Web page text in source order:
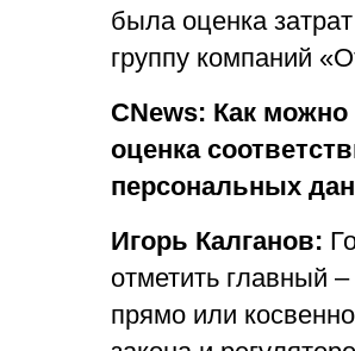
была оценка
группу компаний
CNews: Как можно
оценка
персональных
Игорь Калганов:
отметить главный
прямо или